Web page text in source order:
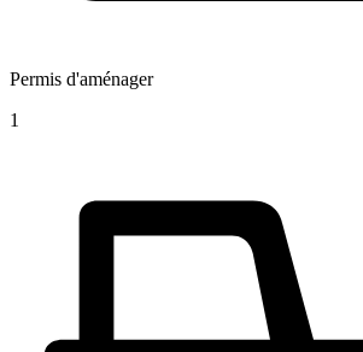
Permis d'aménager
1